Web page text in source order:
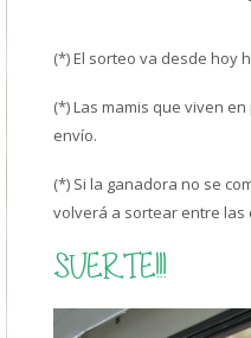
(*) El sorteo va desde hoy
(*) Las mamis que viven
envío.
(*) Si la ganadora no se
volverá a sortear entre las
SUERTE!!!